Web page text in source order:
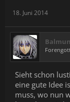
18. Juni 2014
Sieht schon
eine gute Idee
muss, wo nun